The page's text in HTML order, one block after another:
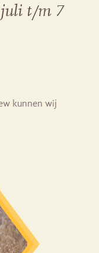
juli t/m 7
kunnen wij